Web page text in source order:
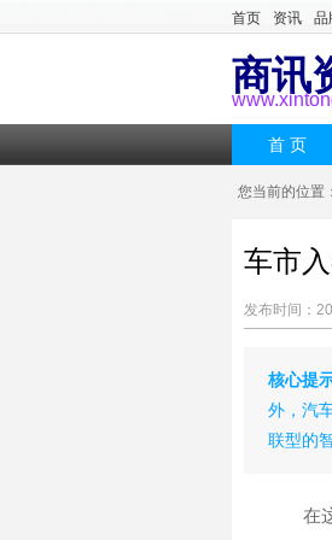
首页 资讯 品
商讯
首 页
您当前的位置：
车市
发布时间：
核心提
外，汽
联型的
在